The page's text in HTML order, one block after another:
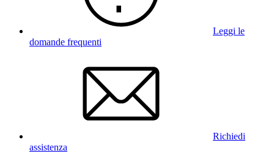
Leggi le
domande frequenti
Richiedi
assistenza